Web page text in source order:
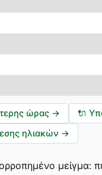
ώρας → 🔌
ηλιακών →
μείγμα: